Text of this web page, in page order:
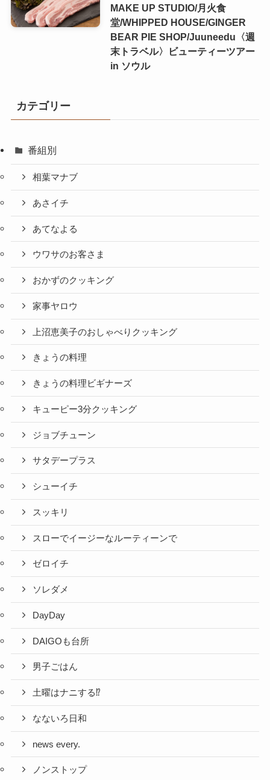
MAKE UP STUDIO/月火食
堂/WHIPPED HOUSE/GINGER
BEAR PIE SHOP/Juuneedu〈週
末トラベル〉ビューティーツアー
in ソウル
カテゴリー
番組別
相葉マナブ
あさイチ
あてなよる
ウワサのお客さま
おかずのクッキング
家事ヤロウ
上沼恵美子のおしゃべりクッキング
きょうの料理
きょうの料理ビギナーズ
キューピー3分クッキング
ジョブチューン
サタデープラス
シューイチ
スッキリ
スローでイージーなルーティーンで
ゼロイチ
ソレダメ
DayDay
DAIGOも台所
男子ごはん
土曜はナニする⁉
なないろ日和
news every.
ノンストップ